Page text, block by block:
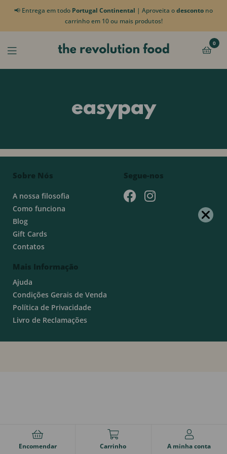
📢 Entrega em todo Portugal Continental | Aproveita odesconto no
carrinho em 10 ou mais produtos!
0
easypay
Sobre Nós
A nossa filosofia
Como funciona
Blog
Gift Cards
Contatos
Mais Informação
Ajuda
Condições Gerais de Venda
Política de Privacidade
Livro de Reclamações
Segue-nos
Encomendar Carrinho A minha conta